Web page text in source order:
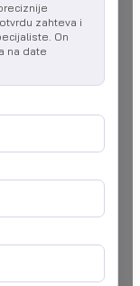
zahteva i
On
na date